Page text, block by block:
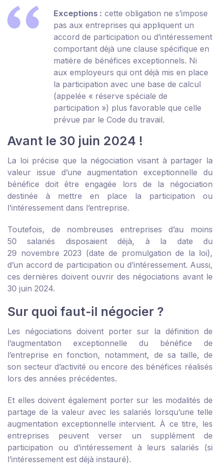
Exceptions : cette obligation ne s’impose
pas aux entreprises qui appliquent un
accord de participation ou d’intéressement
comportant déjà une clause spécifique en
matière de bénéfices exceptionnels. Ni
aux employeurs qui ont déjà mis en place
la participation avec une base de calcul
(appelée « réserve spéciale de
participation ») plus favorable que celle
prévue par le Code du travail.
Avant le 30 juin 2024 !
La loi précise que la négociation visant à partager la
valeur issue d’une augmentation exceptionnelle du
bénéfice doit être engagée lors de la négociation
destinée à mettre en place la participation ou
l’intéressement dans l’entreprise.
Toutefois, de nombreuses entreprises d’au moins
50 salariés disposaient déjà, à la date du
29 novembre 2023 (date de promulgation de la loi),
d’un accord de participation ou d’intéressement. Aussi,
ces dernières doivent ouvrir des négociations avant le
30 juin 2024.
Sur quoi faut-il négocier ?
Les négociations doivent porter sur la définition de
l’augmentation exceptionnelle du bénéfice de
l’entreprise en fonction, notamment, de sa taille, de
son secteur d’activité ou encore des bénéfices réalisés
lors des années précédentes.
Et elles doivent également porter sur les modalités de
partage de la valeur avec les salariés lorsqu’une telle
augmentation exceptionnelle intervient. À ce titre, les
entreprises peuvent verser un supplément de
participation ou d’intéressement à leurs salariés (si
l’intéressement est déjà instauré).